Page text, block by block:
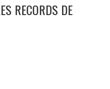
RECORDS DE